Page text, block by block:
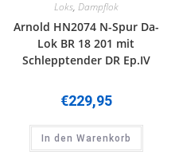
Loks, Dampflok
Arnold HN2074 N-Spur Da-
Lok BR 18 201 mit
Schlepptender DR Ep.IV
€229,95
In den Warenkorb